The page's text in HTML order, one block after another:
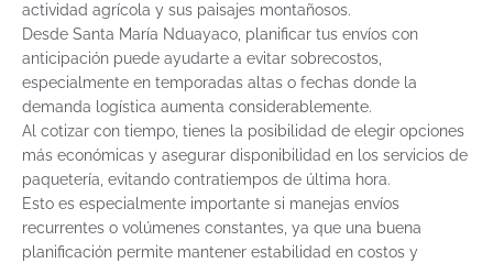
actividad agrícola y sus paisajes montañosos.
Desde Santa María Nduayaco, planificar tus envíos con
anticipación puede ayudarte a evitar sobrecostos,
especialmente en temporadas altas o fechas donde la
demanda logística aumenta considerablemente.
Al cotizar con tiempo, tienes la posibilidad de elegir opciones
más económicas y asegurar disponibilidad en los servicios de
paquetería, evitando contratiempos de última hora.
Esto es especialmente importante si manejas envíos
recurrentes o volúmenes constantes, ya que una buena
planificación permite mantener estabilidad en costos y